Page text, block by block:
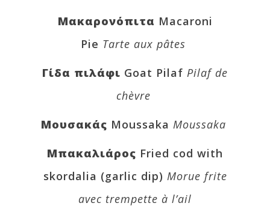
Μακαρονόπιτα Macaroni
Pie Tarte aux pâtes
Γίδα πιλάφι Goat Pilaf Pilaf de
chèvre
Μουσακάς Moussaka Moussaka
Μπακαλιάρος Fried cod with
skordalia (garlic dip) Morue frite
avec trempette à l’ail